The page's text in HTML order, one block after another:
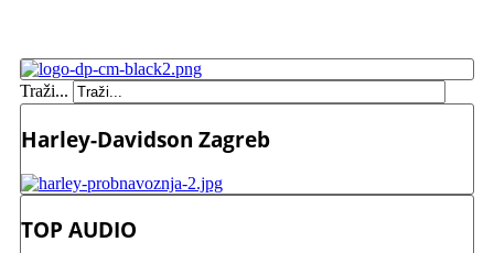
Traži...
Harley-Davidson Zagreb
TOP AUDIO